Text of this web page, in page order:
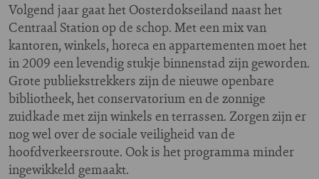
Volgend jaar gaat het Oosterdokseiland naast het
Centraal Station op de schop. Met een mix van
kantoren, winkels, horeca en appartementen moet het
in 2009 een levendig stukje binnenstad zijn geworden.
Grote publiekstrekkers zijn de nieuwe openbare
bibliotheek, het conservatorium en de zonnige
zuidkade met zijn winkels en terrassen. Zorgen zijn er
nog wel over de sociale veiligheid van de
hoofdverkeersroute. Ook is het programma minder
ingewikkeld gemaakt.